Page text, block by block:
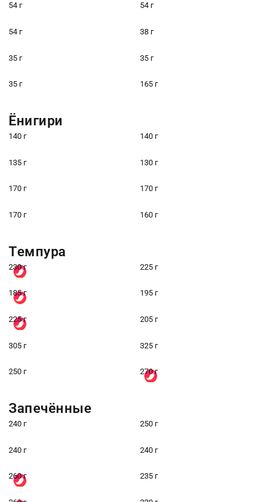
54 г 54 г
54 г 38 г
35 г 35 г
35 г 165 г
Ёнигири
140 г 140 г
135 г 130 г
170 г 170 г
170 г 160 г
Темпура
230 г 225 г
185 г 195 г
225 г 205 г
305 г 325 г
250 г 270 г
Запечённые
240 г 250 г
240 г 240 г
260 г 235 г